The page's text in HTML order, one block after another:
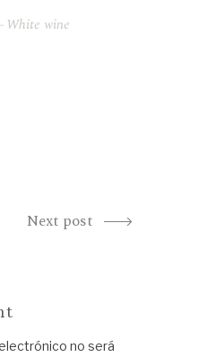
White wine
Next post
no será